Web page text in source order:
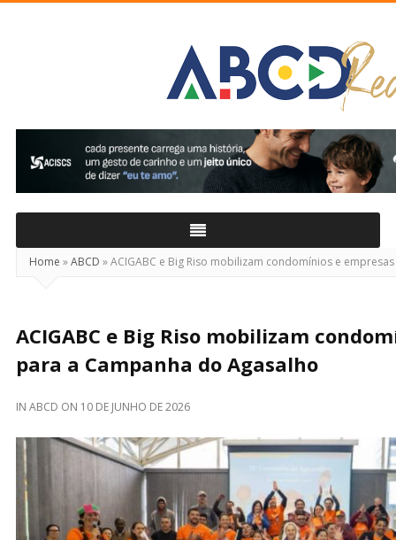
Home »ABCD »ACIGABC e Big Riso mobilizam condomínios e
ACIGABC e Big Riso mobilizam
para a Campanha do Agasalho
IN ABCD ON 10 DE JUNHO DE 2026